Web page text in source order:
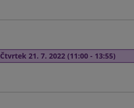
Čtvrtek 21. 7. 2022 (11:00 - 13:55)